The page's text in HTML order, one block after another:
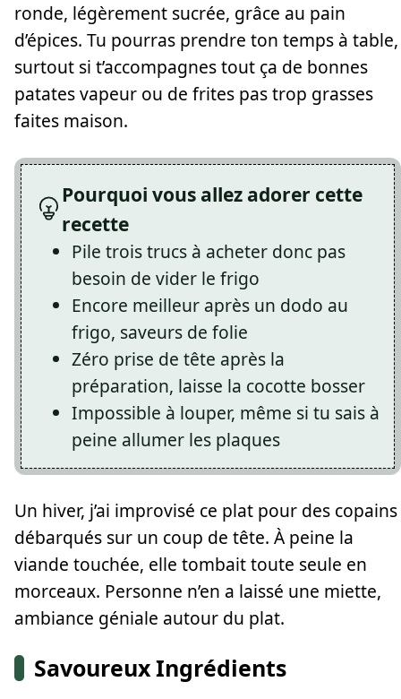
ronde, légèrement sucrée, grâce au pain
d’épices. Tu pourras prendre ton temps à table,
surtout si t’accompagnes tout ça de bonnes
patates vapeur ou de frites pas trop grasses
faites maison.
Pourquoi vous allez adorer cette
recette
Pile trois trucs à acheter donc pas
besoin de vider le frigo
Encore meilleur après un dodo au
frigo, saveurs de folie
Zéro prise de tête après la
préparation, laisse la cocotte bosser
Impossible à louper, même si tu sais à
peine allumer les plaques
Un hiver, j’ai improvisé ce plat pour des copains
débarqués sur un coup de tête. À peine la
viande touchée, elle tombait toute seule en
morceaux. Personne n’en a laissé une miette,
ambiance géniale autour du plat.
Savoureux Ingrédients